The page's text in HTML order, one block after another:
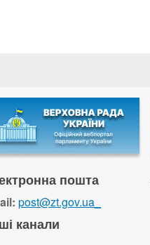
пошта
post@zt.gov.ua_
канали